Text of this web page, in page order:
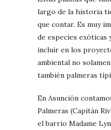
largo de la historia
que contar. Es muy
de especies exóticas
incluir en los
ambiental no
también palmeras
En Asunción
Palmeras (Capitán
el barrio Madame